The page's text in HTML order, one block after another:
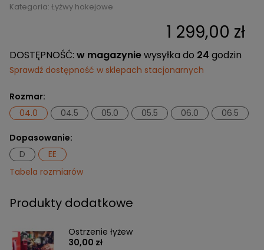
TORBY/PLECAKI
Kategoria: Łyżwy hokejowe
1 299,00 zł
DOSTĘPNOŚĆ: w magazyniewysyłka do 24 godzin
Sprawdź dostępność w sklepach stacjonarnych
Rozmar:
04.0
04.5 05.0 05.5 06.0 06.5
Dopasowanie:
D
EE
Tabela rozmiarów
Produkty dodatkowe
Ostrzenie łyżew
30,00 zł